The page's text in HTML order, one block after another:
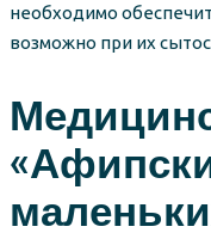
необходимо
возможно при их